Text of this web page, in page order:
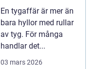
sömnad och
inredning
En tygaffär är mer än
bara hyllor med rullar
av tyg. För många
handlar det...
03 mars 2026